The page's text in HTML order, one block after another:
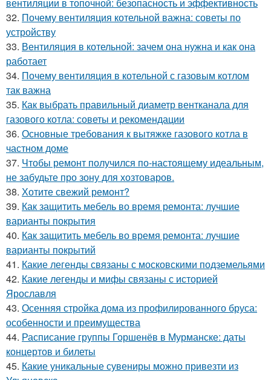
вентиляции в топочной: безопасность и эффективность
32. Почему вентиляция котельной важна: советы по
устройству
33. Вентиляция в котельной: зачем она нужна и как она
работает
34. Почему вентиляция в котельной с газовым котлом
так важна
35. Как выбрать правильный диаметр вентканала для
газового котла: советы и рекомендации
36. Основные требования к вытяжке газового котла в
частном доме
37. Чтобы ремонт получился по-настоящему идеальным,
не забудьте про зону для хозтоваров.
38. Хотите свежий ремонт?
39. Как защитить мебель во время ремонта: лучшие
варианты покрытия
40. Как защитить мебель во время ремонта: лучшие
варианты покрытий
41. Какие легенды связаны с московскими подземельями
42. Какие легенды и мифы связаны с историей
Ярославля
43. Осенняя стройка дома из профилированного бруса:
особенности и преимущества
44. Расписание группы Горшенёв в Мурманске: даты
концертов и билеты
45. Какие уникальные сувениры можно привезти из